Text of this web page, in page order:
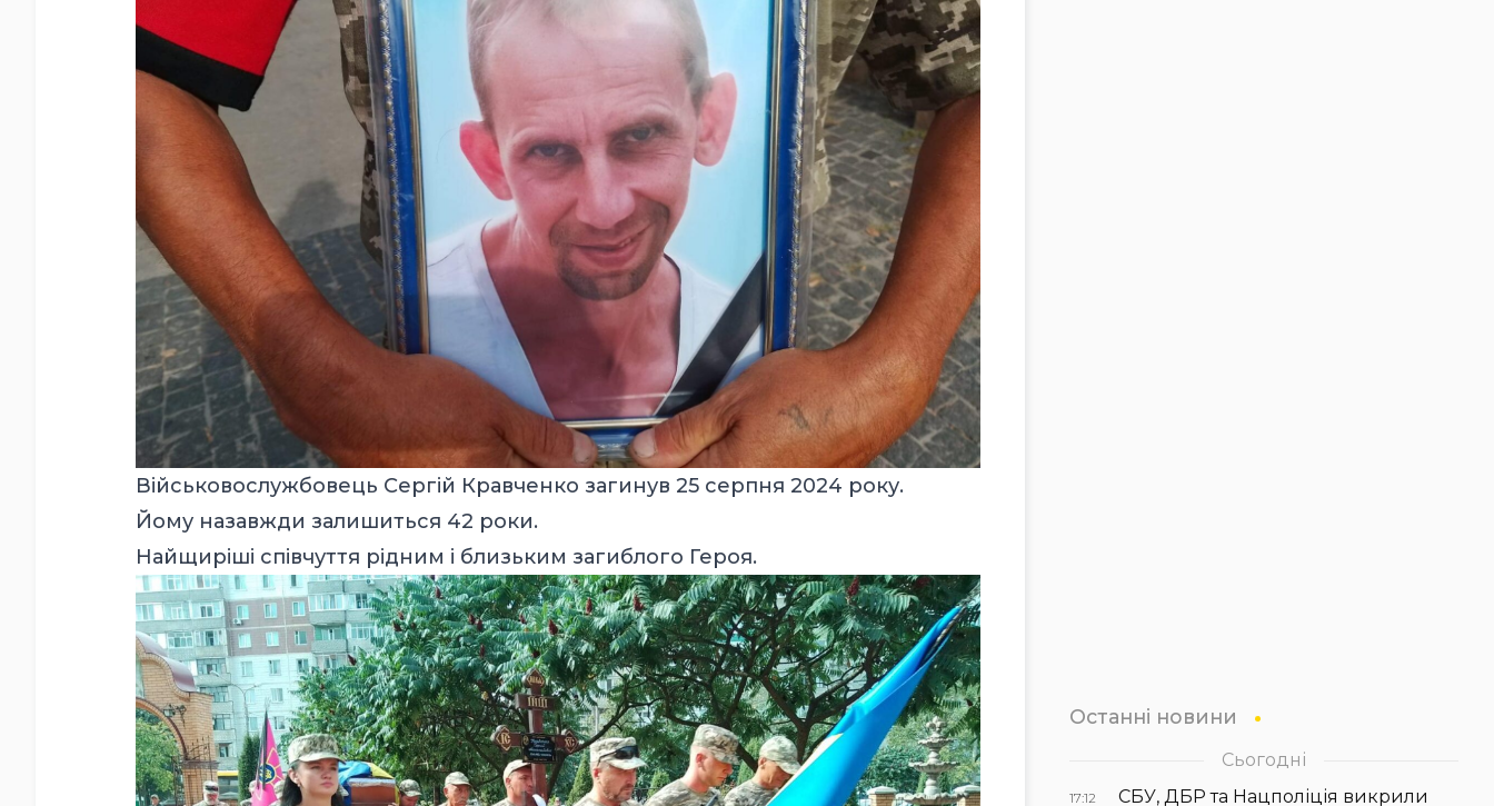
Військовослужбовець Сергій Кравченко загинув 25 серпня 2024 року.
Йому назавжди залишиться 42 роки.
Найщиріші співчуття рідним і близьким загиблого Героя.
Останні новини
Сьогодні
17:12
СБУ, ДБР та Нацполіція викрили